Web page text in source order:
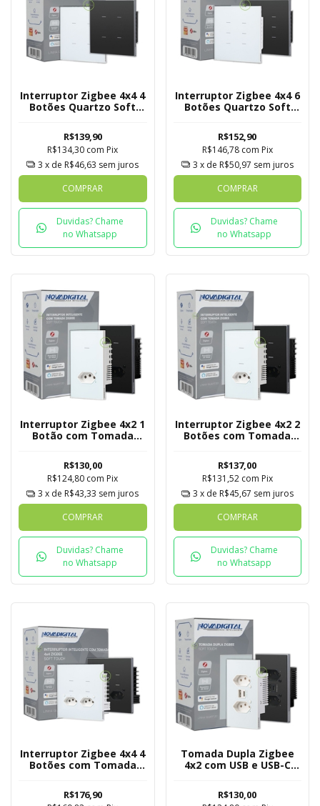
Interruptor Zigbee 4x4 4
Botões Quartzo Soft
R$139,90
R$134,30 com Pix
3 x de R$46,63 sem juros
COMPRAR
Duvidas? Chame
no Whatsapp
Interruptor Zigbee 4x4 6
Botões Quartzo Soft
R$152,90
R$146,78 com Pix
3 x de R$50,97 sem juros
COMPRAR
Duvidas? Chame
no Whatsapp
Interruptor Zigbee 4x2 1
Botão com Tomada
Novadigital Tuya
R$130,00
R$124,80 com Pix
3 x de R$43,33 sem juros
COMPRAR
Duvidas? Chame
no Whatsapp
Interruptor Zigbee 4x2 2
Botões com Tomada
Novadigital Tuya
R$137,00
R$131,52 com Pix
3 x de R$45,67 sem juros
COMPRAR
Duvidas? Chame
no Whatsapp
Interruptor Zigbee 4x4 4
Botões com Tomada
Novadigital Tuya
R$176,90
Tomada Dupla Zigbee
4x2 com USB e USB-C
Novadigital Tuya
R$130,00